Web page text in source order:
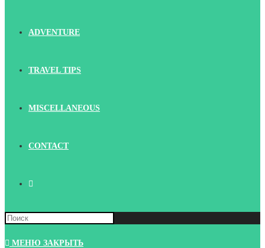
ADVENTURE
TRAVEL TIPS
MISCELLANEOUS
CONTACT
Search
this
МЕНЮ ЗАКРЫТЬ